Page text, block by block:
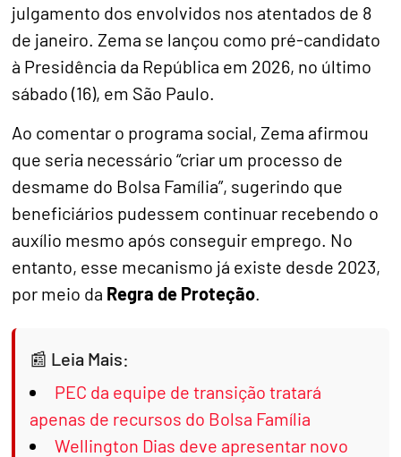
julgamento dos envolvidos nos atentados de 8
de janeiro. Zema se lançou como pré-candidato
à Presidência da República em 2026, no último
sábado (16), em São Paulo.
Ao comentar o programa social, Zema afirmou
que seria necessário “criar um processo de
desmame do Bolsa Família”, sugerindo que
beneficiários pudessem continuar recebendo o
auxílio mesmo após conseguir emprego. No
entanto, esse mecanismo já existe desde 2023,
por meio da Regra de Proteção.
Leia Mais:
PEC da equipe de transição tratará
apenas de recursos do Bolsa Família
Wellington Dias deve apresentar novo